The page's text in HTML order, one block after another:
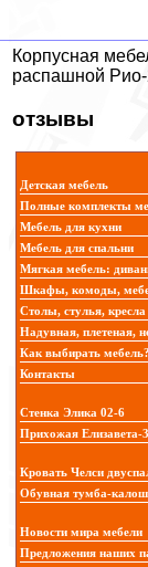
Корпусная
распашной
отзывы
Детская мебель
Полные комплекты
Мебель для кухни
Мебель для спальни
Мягкая мебель:
Шкафы, комоды,
Столы, стулья, кресла
Надувная, плетеная,
Как выбирать мебель?
Контакты
Стенка Элика 02-6
Прихожая Елизавета-3
Кровать Челси
Обувная тумба-
Новости мира мебели
Предложения наших